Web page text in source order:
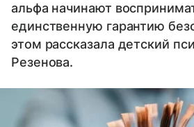
альфа начинают
единственную гарантию
этом рассказала детский
Резенова.